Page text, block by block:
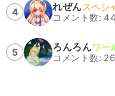
4 れぜんスペシ
コメント数: 44
5 ろんろんワー
コメント数: 26